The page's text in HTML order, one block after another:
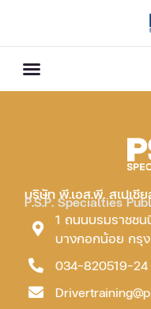
บริษัท พี.เอส.พี. สเปเชี
P.S.P. Specialties
1 ถนนบรมราชช
บางกอกน้อย กรุง
034-820519-24